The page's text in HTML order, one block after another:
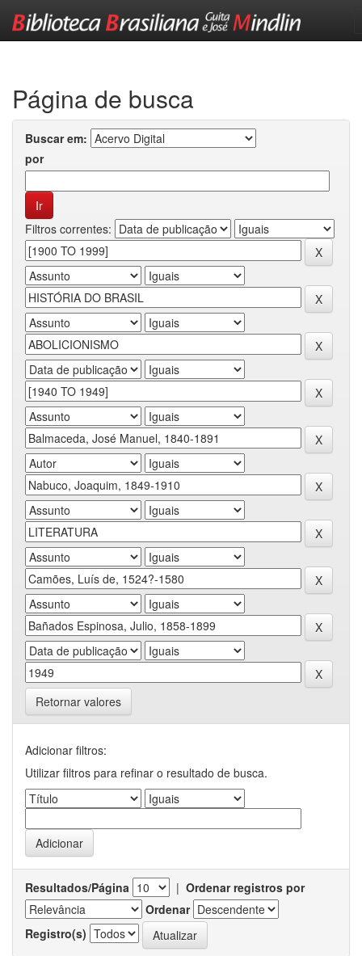
Página de busca
Buscar em:
por
Filtros correntes:
Retornar valores
Adicionar filtros:
Utilizar filtros para refinar o resultado de busca.
Resultados/Página | Ordenar registros por
Ordenar
Registro(s)